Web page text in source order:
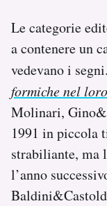
Le categorie
a contenere un
vedevano i
formiche nel
Molinari,
1991 in piccola
strabiliante, ma
l’anno